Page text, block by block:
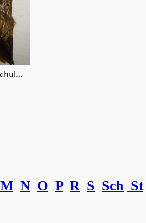
Präparat der Jagdschule Schongau
M N O P R S Sch St